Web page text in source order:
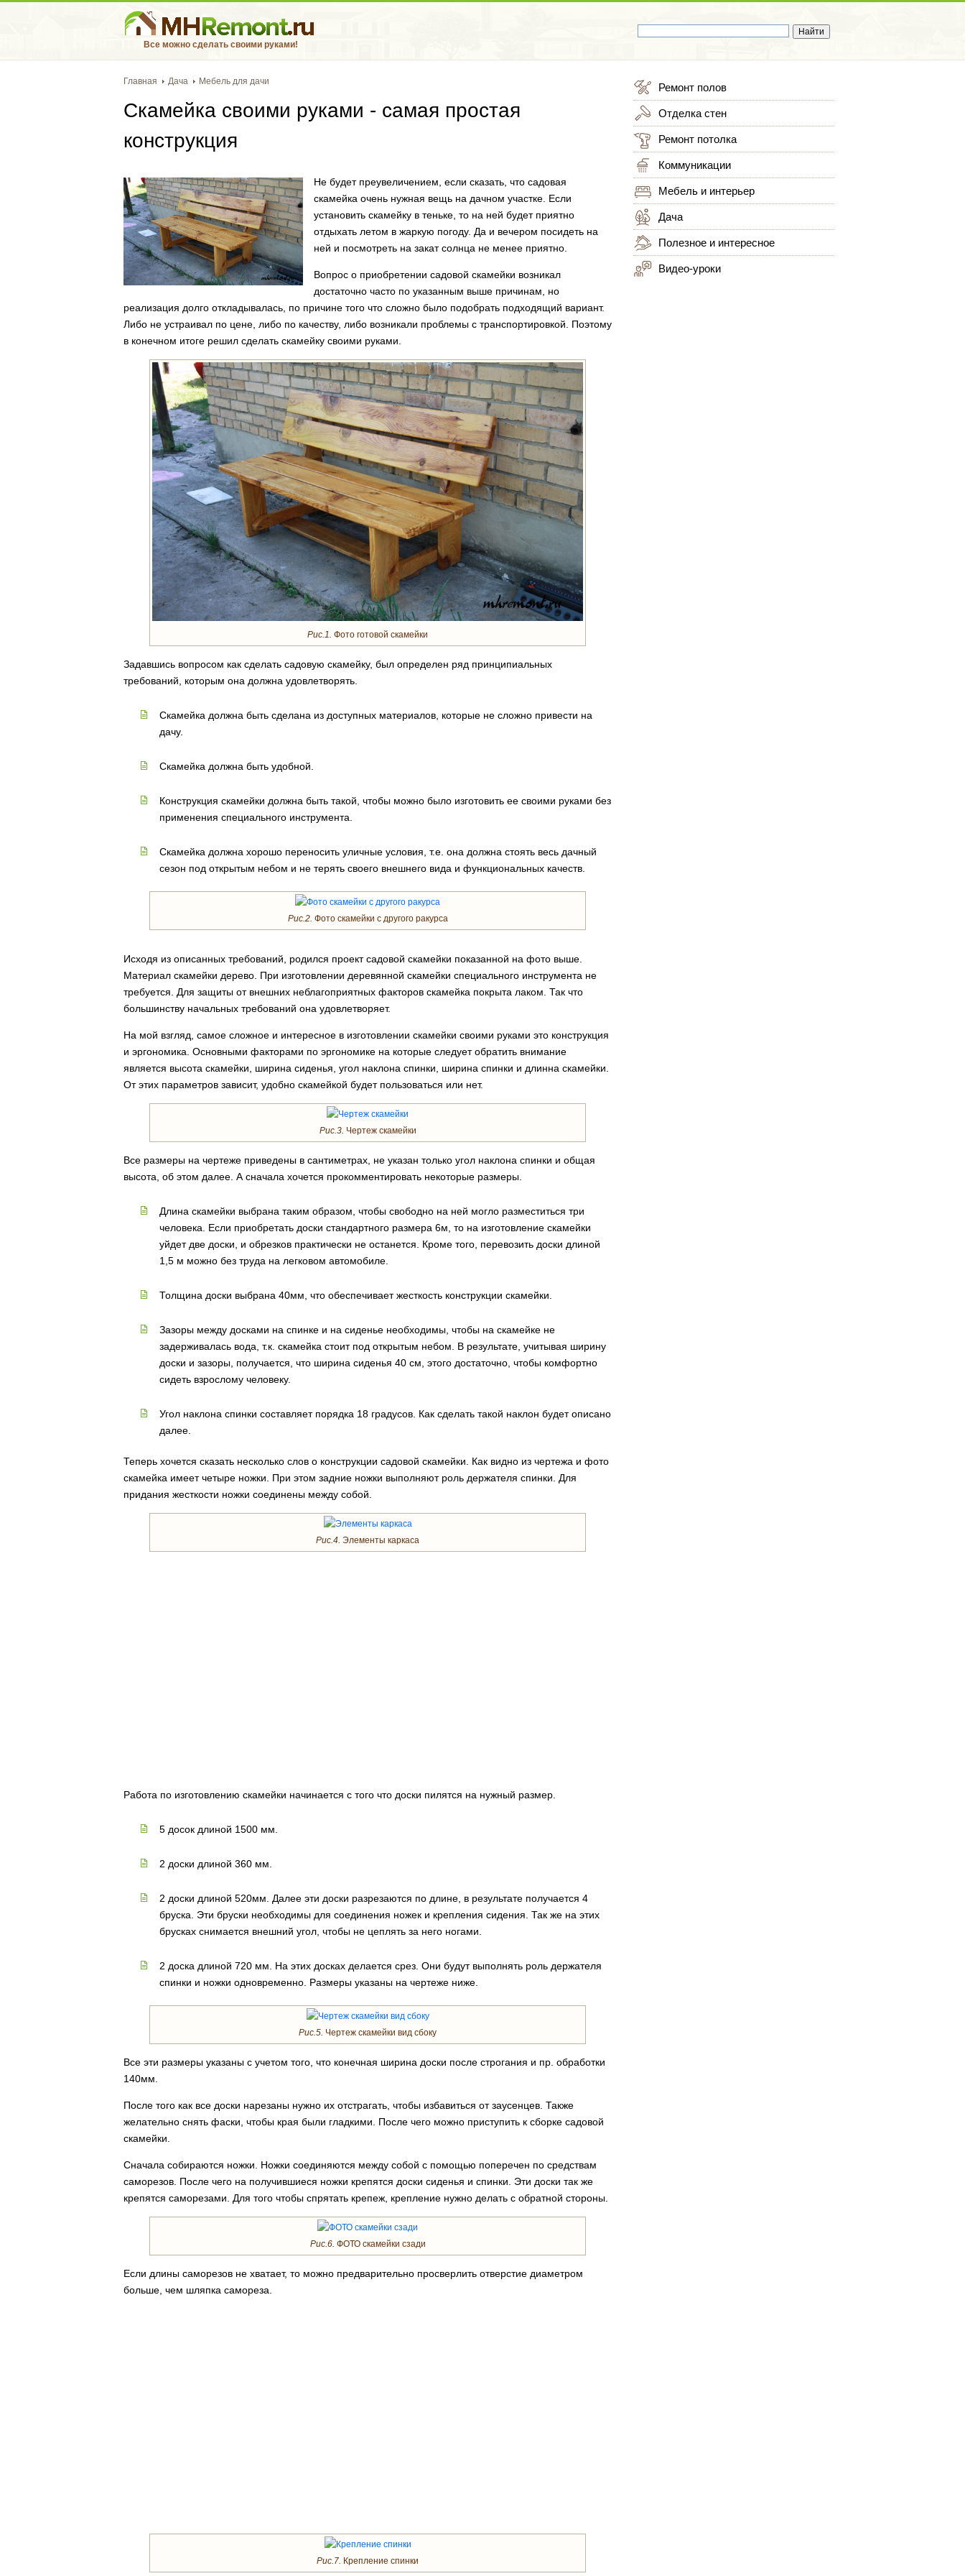
Все можно сделать своими руками!
Главная Дача Мебель для дачи
Скамейка своими руками - самая простая
конструкция
Не будет преувеличением, если сказать, что садовая
скамейка очень нужная вещь на дачном участке. Если
установить скамейку в теньке, то на ней будет приятно
отдыхать летом в жаркую погоду. Да и вечером посидеть на
ней и посмотреть на закат солнца не менее приятно.
Вопрос о приобретении садовой скамейки возникал
достаточно часто по указанным выше причинам, но
реализация долго откладывалась, по причине того что сложно было подобрать подходящий вариант.
Либо не устраивал по цене, либо по качеству, либо возникали проблемы с транспортировкой. Поэтому
в конечном итоге решил сделать скамейку своими руками.
Рис.1. Фото готовой скамейки
Задавшись вопросом как сделать садовую скамейку, был определен ряд принципиальных
требований, которым она должна удовлетворять.
Скамейка должна быть сделана из доступных материалов, которые не сложно привести на
дачу.
Скамейка должна быть удобной.
Конструкция скамейки должна быть такой, чтобы можно было изготовить ее своими руками без
применения специального инструмента.
Скамейка должна хорошо переносить уличные условия, т.е. она должна стоять весь дачный
сезон под открытым небом и не терять своего внешнего вида и функциональных качеств.
Рис.2. Фото скамейки с другого ракурса
Исходя из описанных требований, родился проект садовой скамейки показанной на фото выше.
Материал скамейки дерево. При изготовлении деревянной скамейки специального инструмента не
требуется. Для защиты от внешних неблагоприятных факторов скамейка покрыта лаком. Так что
большинству начальных требований она удовлетворяет.
На мой взгляд, самое сложное и интересное в изготовлении скамейки своими руками это конструкция
и эргономика. Основными факторами по эргономике на которые следует обратить внимание
является высота скамейки, ширина сиденья, угол наклона спинки, ширина спинки и длинна скамейки.
От этих параметров зависит, удобно скамейкой будет пользоваться или нет.
Рис.3. Чертеж скамейки
Все размеры на чертеже приведены в сантиметрах, не указан только угол наклона спинки и общая
высота, об этом далее. А сначала хочется прокомментировать некоторые размеры.
Длина скамейки выбрана таким образом, чтобы свободно на ней могло разместиться три
человека. Если приобретать доски стандартного размера 6м, то на изготовление скамейки
уйдет две доски, и обрезков практически не останется. Кроме того, перевозить доски длиной
1,5 м можно без труда на легковом автомобиле.
Толщина доски выбрана 40мм, что обеспечивает жесткость конструкции скамейки.
Зазоры между досками на спинке и на сиденье необходимы, чтобы на скамейке не
задерживалась вода, т.к. скамейка стоит под открытым небом. В результате, учитывая ширину
доски и зазоры, получается, что ширина сиденья 40 см, этого достаточно, чтобы комфортно
сидеть взрослому человеку.
Угол наклона спинки составляет порядка 18 градусов. Как сделать такой наклон будет описано
далее.
Теперь хочется сказать несколько слов о конструкции садовой скамейки. Как видно из чертежа и фото
скамейка имеет четыре ножки. При этом задние ножки выполняют роль держателя спинки. Для
придания жесткости ножки соединены между собой.
Рис.4. Элементы каркаса
Работа по изготовлению скамейки начинается с того что доски пилятся на нужный размер.
5 досок длиной 1500 мм.
2 доски длиной 360 мм.
2 доски длиной 520мм. Далее эти доски разрезаются по длине, в результате получается 4
бруска. Эти бруски необходимы для соединения ножек и крепления сидения. Так же на этих
брусках снимается внешний угол, чтобы не цеплять за него ногами.
2 доска длиной 720 мм. На этих досках делается срез. Они будут выполнять роль держателя
спинки и ножки одновременно. Размеры указаны на чертеже ниже.
Рис.5. Чертеж скамейки вид сбоку
Все эти размеры указаны с учетом того, что конечная ширина доски после строгания и пр. обработки
140мм.
После того как все доски нарезаны нужно их отстрагать, чтобы избавиться от заусенцев. Также
желательно снять фаски, чтобы края были гладкими. После чего можно приступить к сборке садовой
скамейки.
Сначала собираются ножки. Ножки соединяются между собой с помощью поперечен по средствам
саморезов. После чего на получившиеся ножки крепятся доски сиденья и спинки. Эти доски так же
крепятся саморезами. Для того чтобы спрятать крепеж, крепление нужно делать с обратной стороны.
Рис.6. ФОТО скамейки сзади
Если длины саморезов не хватает, то можно предварительно просверлить отверстие диаметром
больше, чем шляпка самореза.
Рис.7. Крепление спинки
Ремонт полов
Отделка стен
Ремонт потолка
Коммуникации
Мебель и интерьер
Дача
Полезное и интересное
Видео-уроки